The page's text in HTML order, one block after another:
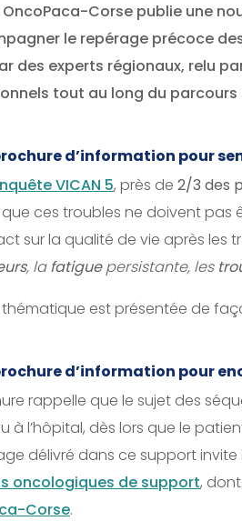
OncoPaca-Corse publie une
le repérage précoce
des experts régionaux, relu
tout au long du parcours
d’information pour
VICAN 5, près de 2/3 des
ces troubles ne doivent
sur la qualité de vie après les
, lafatiguepersistante, les
est présentée de
d’information pour
rappelle que le sujet des
à l’hôpital, dès lors que le
délivré dans ce support
oncologiques de support,
Corse.